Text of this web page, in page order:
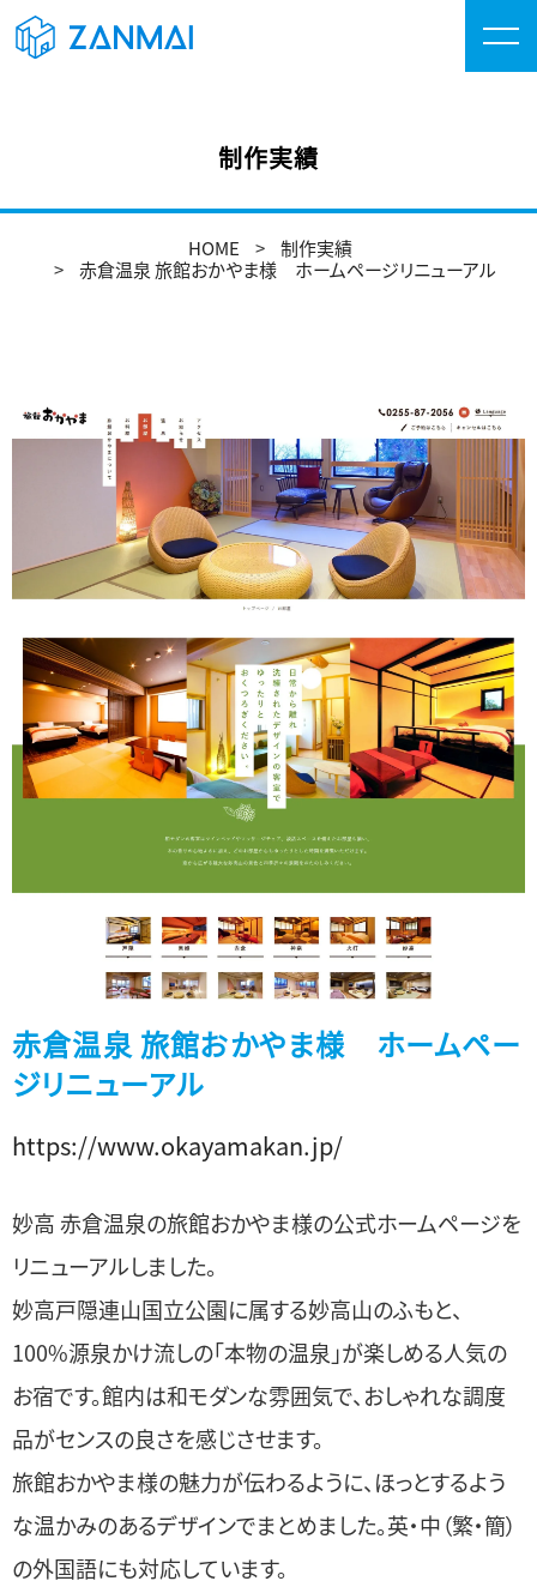
制作実績
HOME
制作実績
赤倉温泉 旅館おかやま様 ホームページリニューアル
赤倉温泉 旅館おかやま様 ホームペー
ジリニューアル
https://www.okayamakan.jp/
妙高 赤倉温泉の旅館おかやま様の公式ホームページを
リニューアルしました。
妙高戸隠連山国立公園に属する妙高山のふもと、
100%源泉かけ流しの「本物の温泉」が楽しめる人気の
お宿です。館内は和モダンな雰囲気で、おしゃれな調度
品がセンスの良さを感じさせます。
旅館おかやま様の魅力が伝わるように、ほっとするよう
な温かみのあるデザインでまとめました。英・中（繁・簡）
の外国語にも対応しています。